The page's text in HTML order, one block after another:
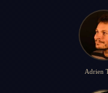
Adrien